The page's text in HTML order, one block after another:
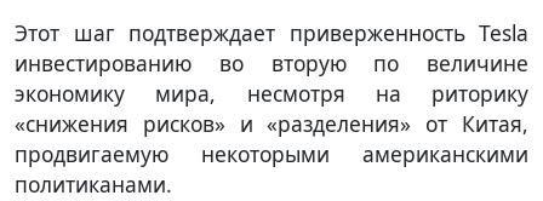
Этот шаг подтверждает приверженность Tesla
инвестированию во вторую по величине
экономику мира, несмотря на риторику
«снижения рисков» и «разделения» от Китая,
продвигаемую некоторыми американскими
политиканами.